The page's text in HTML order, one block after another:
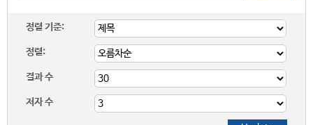
정렬 기준:
정렬:
결과 수
저자 수